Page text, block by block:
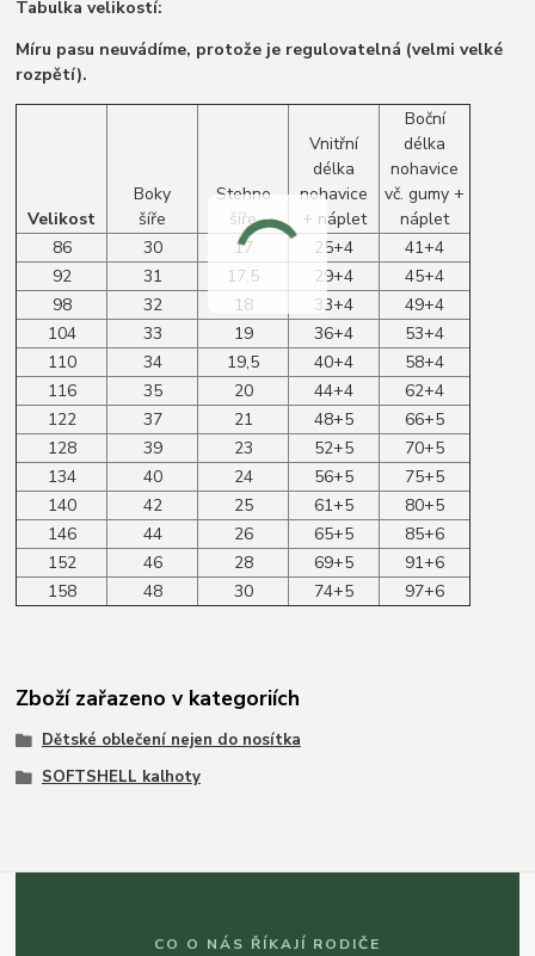
Tabulka velikostí:
Míru pasu neuvádíme, protože je regulovatelná (velmi velké
rozpětí).
Velikost
Boky
šíře
Stehno
šíře
Vnitřní
délka
nohavice
+ náplet
Boční
délka
nohavice
vč. gumy +
náplet
86
30 17 25+4
41+4
92
31 17,5 29+4
45+4
98
32 18 33+4
49+4
104
33 19 36+4
53+4
110
34 19,5 40+4
58+4
116
35 20 44+4
62+4
122
37 21 48+5
66+5
128
39 23 52+5
70+5
134
40 24 56+5
75+5
140
42 25 61+5
80+5
146
44 26 65+5
85+6
152
46 28 69+5
91+6
158
48 30 74+5 97+6
Zboží zařazeno v kategoriích
Dětské oblečení nejen do nosítka
SOFTSHELL kalhoty
CO O NÁS ŘÍKAJÍ RODIČE